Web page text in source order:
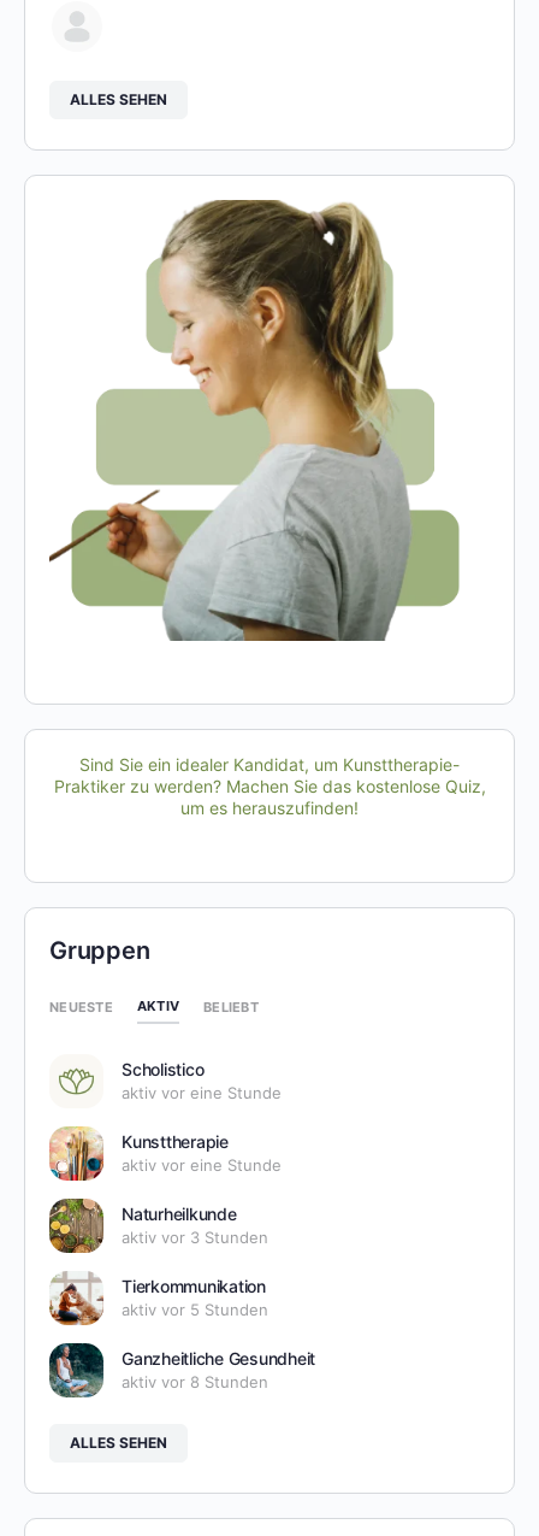
ALLES SEHEN
Sind Sie ein idealer Kandidat, um Kunsttherapie-
Praktiker zu werden? Machen Sie das kostenlose Quiz,
um es herauszufinden!
Gruppen
NEUESTE AKTIV BELIEBT
Scholistico
aktiv vor eine Stunde
Kunsttherapie
aktiv vor eine Stunde
Naturheilkunde
aktiv vor 3 Stunden
Tierkommunikation
aktiv vor 5 Stunden
Ganzheitliche Gesundheit
aktiv vor 8 Stunden
ALLES SEHEN